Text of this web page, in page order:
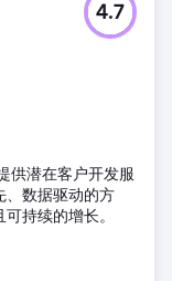
4.7
供潜在客户开发服
、数据驱动的方
持续的增长。